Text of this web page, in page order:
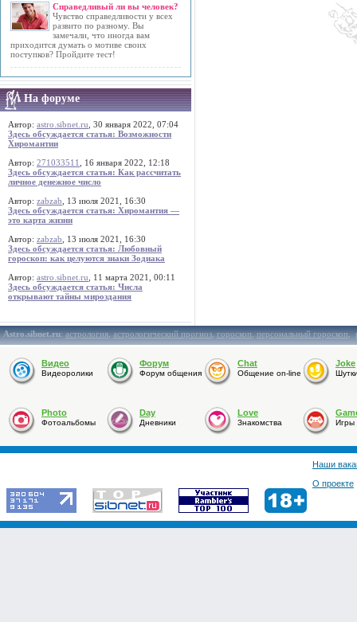
Справедливый ли вы человек?
Чувство справедливости у всех
развито по разному. Вы
замечали, что иногда вам
приходится думать о мотиве своих
поступков? Пройдите тест!
На форуме
Автор: astro.sibnet.ru , 30 января 2022, 07:04
Здесь обсуждается статья: Возможности
Хиромантии
Автор: 271033511
, 16 января 2022, 12:18
Здесь обсуждается статья: Как рассчитать
личное денежное число
Автор: zabzab , 13 июля 2021, 16:30
Здесь обсуждается статья: Хиромантия —
это карта жизни
Автор: zabzab , 13 июля 2021, 16:30
Здесь обсуждается статья: Любовный
гороскоп: как целуются знаки Зодиака
Автор: astro.sibnet.ru , 11 марта 2021, 00:11
Здесь обсуждается статья: Числа
открывают тайны мироздания
Astro.sibnet.ru:астрология,астрологический прогноз,гороскоп,персональный гороскоп,
Видео
Видеоролики
Форум
Форум общения
Chat
Общение on-line
Joke
Photo
Фотоальбомы
Day
Дневники
Love
Знакомства Игры
Наши
О проекте